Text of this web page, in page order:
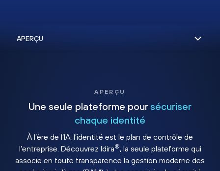
APERÇU
Une seule plateforme pour sécuriser
chaque identité
À l’ère de l’IA, l’identité est le plan de contrôle de
l’entreprise. Découvrez Idira®, la seule plateforme qui
associe en toute transparence la gestion moderne des